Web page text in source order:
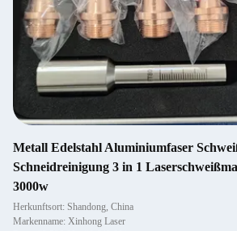
Metall Edelstahl Aluminiumfaser
Schneidreinigung 3 in 1
3000w
Herkunftsort: Shandong, China
Markenname: Xinhong Laser